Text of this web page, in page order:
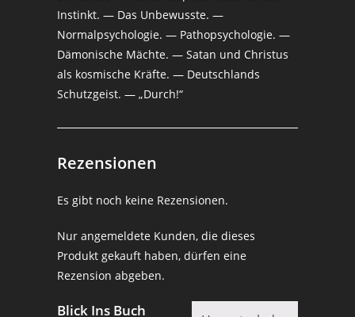
Instinkt. — Das Unbewusste. —
Normalpsychologie. — Pathopsychologie. —
Dämonische Mächte. — Satan und Christus
als kosmische Kräfte. — Deutschlands
Schutzgeist. — „Durch!“
Rezensionen
Es gibt noch keine Rezensionen.
Nur angemeldete Kunden, die dieses
Produkt gekauft haben, dürfen eine
Rezension abgeben.
Blick Ins Buch